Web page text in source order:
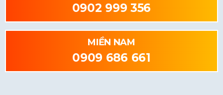
0902 999 356
MIỀN NAM
0909 686 661